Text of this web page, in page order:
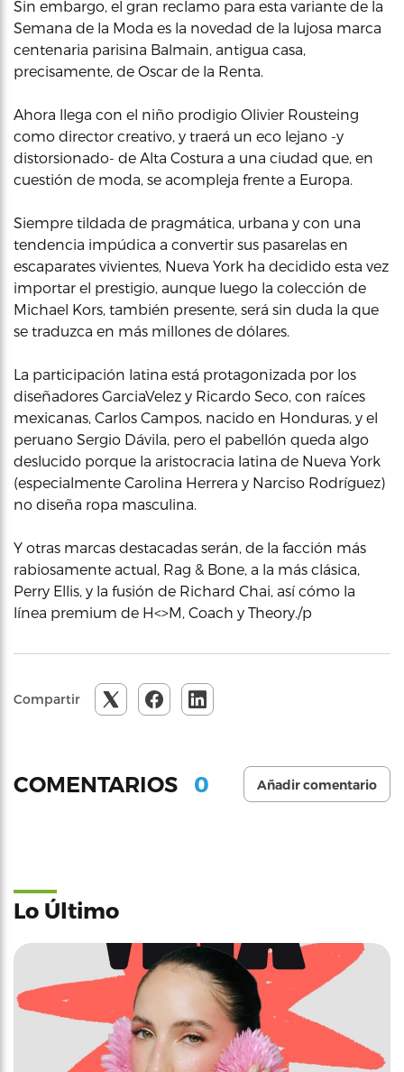
Sin embargo, el gran reclamo para esta variante de la
Semana de la Moda es la novedad de la lujosa marca
centenaria parisina Balmain, antigua casa,
precisamente, de Oscar de la Renta.
Ahora llega con el niño prodigio Olivier Rousteing
como director creativo, y traerá un eco lejano -y
distorsionado- de Alta Costura a una ciudad que, en
cuestión de moda, se acompleja frente a Europa.
Siempre tildada de pragmática, urbana y con una
tendencia impúdica a convertir sus pasarelas en
escaparates vivientes, Nueva York ha decidido esta vez
importar el prestigio, aunque luego la colección de
Michael Kors, también presente, será sin duda la que
se traduzca en más millones de dólares.
La participación latina está protagonizada por los
diseñadores GarciaVelez y Ricardo Seco, con raíces
mexicanas, Carlos Campos, nacido en Honduras, y el
peruano Sergio Dávila, pero el pabellón queda algo
deslucido porque la aristocracia latina de Nueva York
(especialmente Carolina Herrera y Narciso Rodríguez)
no diseña ropa masculina.
Y otras marcas destacadas serán, de la facción más
rabiosamente actual, Rag & Bone, a la más clásica,
Perry Ellis, y la fusión de Richard Chai, así cómo la
línea premium de H<>M, Coach y Theory./p
Compartir
COMENTARIOS 0 Añadir comentario
Lo Último